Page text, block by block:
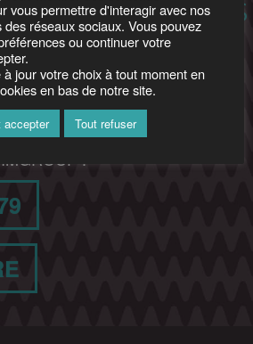
DE PARCS
PARTOUT EN
les outils etprocédés de
et parcs aquatiques XXL
:
vous permettre d'interagir avec nos
réseaux sociaux. Vous pouvez
ou continuer votre
jour votre choix à tout moment en
en bas de notre site.
accepter Tout refuser